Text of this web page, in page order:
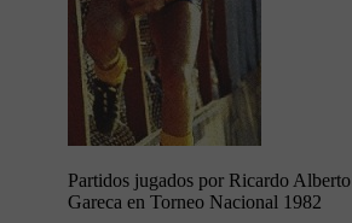
Partidos jugados por Ricardo Alberto
Gareca en Torneo Nacional 1982